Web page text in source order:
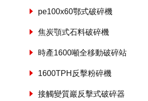
pe100x60鄂式破碎機
焦炭顎式石料破碎機
時產1600噸全移動破碎站
1600TPH反擊粉碎機
接觸變質巖反擊式破碎器